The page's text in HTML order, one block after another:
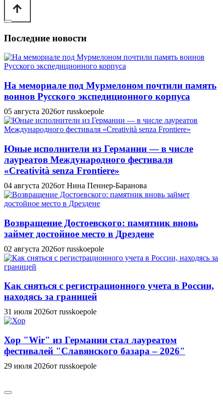
Последние новости
На мемориале под Мурмелоном почтили память
воинов Русского экспедиционного корпуса
05 августа 2026от russkoepole
Юные исполнители из Германии — в числе
лауреатов Международного фестиваля
«Creatività senza Frontiere»
04 августа 2026от Нина Пеннер-Баранова
Возвращение Достоевского: памятник вновь
займет достойное место в Дрездене
02 августа 2026от russkoepole
Как сняться с регистрационного учета в России,
находясь за границей
31 июля 2026от russkoepole
Хор "Wir" из Германии стал лауреатом
фестивалей "Славянского базара – 2026"
29 июля 2026от russkoepole